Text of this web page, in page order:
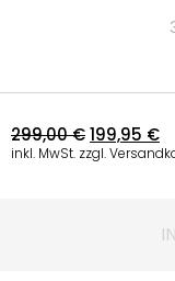
299,00€199,95 €
inkl. MwSt. zzgl.